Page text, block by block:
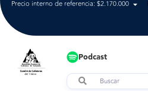
Precio interno de referencia: $2.170.000
Podcast